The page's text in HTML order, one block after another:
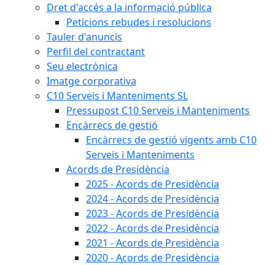
Dret d'accés a la informació pública
Peticions rebudes i resolucions
Tauler d'anuncis
Perfil del contractant
Seu electrònica
Imatge corporativa
C10 Serveis i Manteniments SL
Pressupost C10 Serveis i Manteniments
Encàrrecs de gestió
Encàrrecs de gestió vigents amb C10
Serveis i Manteniments
Acords de Presidència
2025 - Acords de Presidència
2024 - Acords de Presidència
2023 - Acords de Presidència
2022 - Acords de Presidència
2021 - Acords de Presidència
2020 - Acords de Presidència